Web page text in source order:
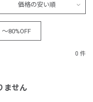
価格の安い順
～80%OFF
0 件
ません